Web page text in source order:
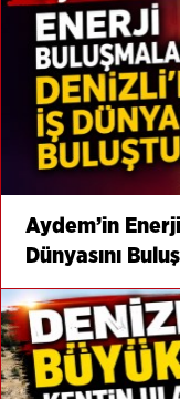
Aydem’in
Dünyasını